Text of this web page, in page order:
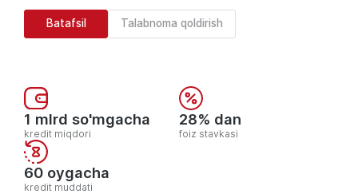
Batafsil Talabnoma qoldirish
1 mlrd so'mgacha
kredit miqdori
28% dan
foiz stavkasi
60 oygacha
kredit muddati